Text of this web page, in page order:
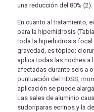
una reducción del 80% (2).
En cuanto al tratamiento,
para la hiperhidrosis
toda la hiperhidrosis focal
gravedad, es tópico;
aplica todas las noches a
afectadas durante seis a
puntuación del HDSS,
aplicación se puede
Las sales de aluminio
sudoríparas ecrinos y la